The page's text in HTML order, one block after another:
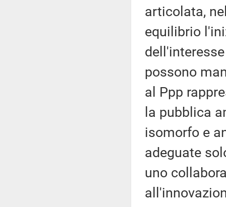
articolata,
equilibrio
possono
al Ppp
la pubblica
isomorfo e
adeguate
uno